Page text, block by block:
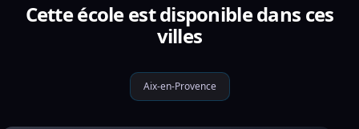
Cette école est disponible dans ces
villes
Aix-en-Provence